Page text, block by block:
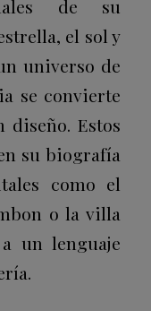
de su
el sol y
universo de
se convierte
Estos
su biografía
como el
o la villa
un lenguaje